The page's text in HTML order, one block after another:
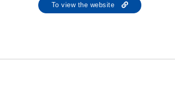
To view the website